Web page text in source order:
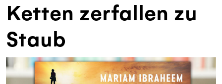
Ketten zerfallen zu
Staub